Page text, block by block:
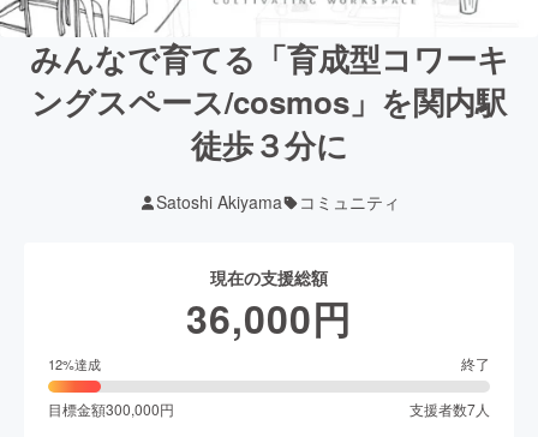
みんなで育てる「育成型コワーキ
ングスペース/cosmos」を関内駅
徒歩３分に
Satoshi Akiyama コミュニティ
現在の支援総額
36,000円
12%達成 終了
目標金額300,000円 支援者数7人